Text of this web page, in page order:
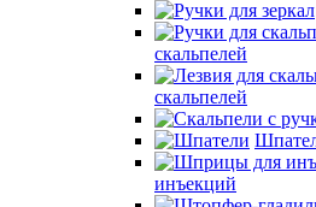
скальпелей
скальпелей
инъекций